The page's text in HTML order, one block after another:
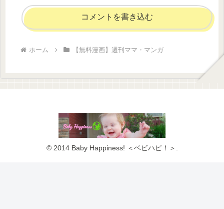
コメントを書き込む
ホーム 【無料漫画】週刊ママ・マンガ
© 2014 Baby Happiness! ＜ベビハピ！＞.